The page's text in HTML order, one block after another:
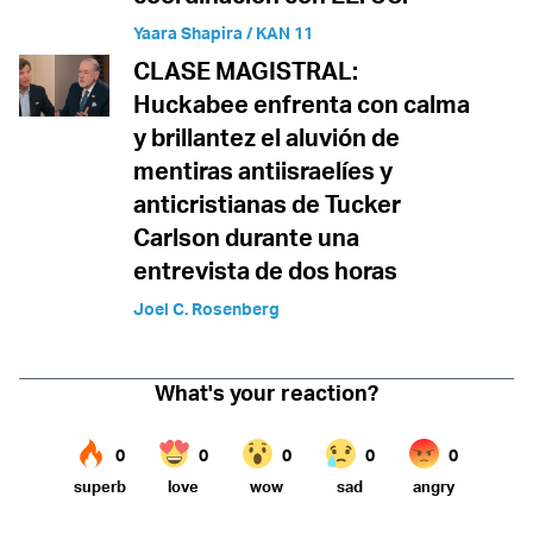
Yaara Shapira / KAN 11
CLASE MAGISTRAL:
Huckabee enfrenta con calma
y brillantez el aluvión de
mentiras antiisraelíes y
anticristianas de Tucker
Carlson durante una
entrevista de dos horas
Joel C. Rosenberg